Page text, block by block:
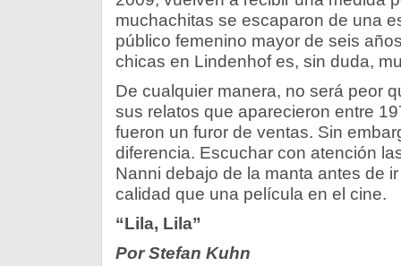
muchachitas se escaparon de una
público femenino mayor de seis
chicas en Lindenhof es, sin duda,
De cualquier manera, no será peor
sus relatos que aparecieron entre
fueron un furor de ventas. Sin
diferencia. Escuchar con atención
Nanni debajo de la manta antes de
calidad que una película en el cine.
“Lila, Lila”
Por Stefan Kuhn